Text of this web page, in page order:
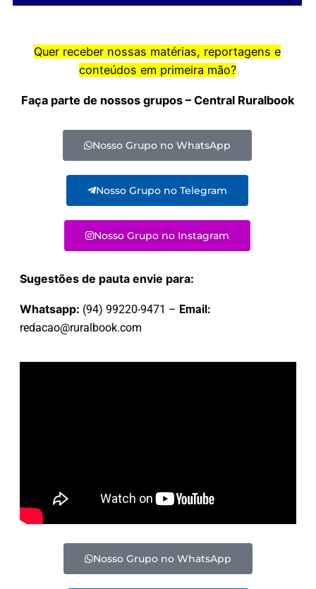
Quer receber nossas matérias, reportagens e
conteúdos em primeira mão?
Faça parte de nossos grupos – Central Ruralbook
Nosso Grupo no WhatsApp
Nosso Grupo no Telegram
Nosso Grupo no Instagram
Sugestões de pauta envie para:
Whatsapp: (94) 99220-9471 – Email:
redacao@ruralbook.com
Nosso Grupo no WhatsApp